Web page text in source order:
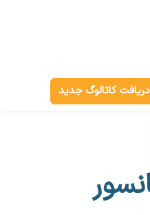
دریافت کاتالوگ جدید